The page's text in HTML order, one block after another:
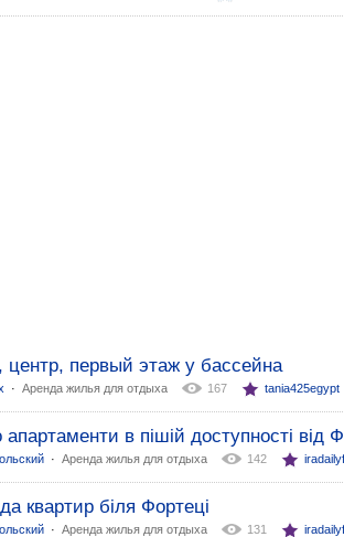
центр, первый этаж у бассейна
Аренда жилья для отдыха 167 tania425egypt
в пішій доступності від
Аренда жилья для отдыха 142
квартир біля Фортеці
Аренда жилья для отдыха 131